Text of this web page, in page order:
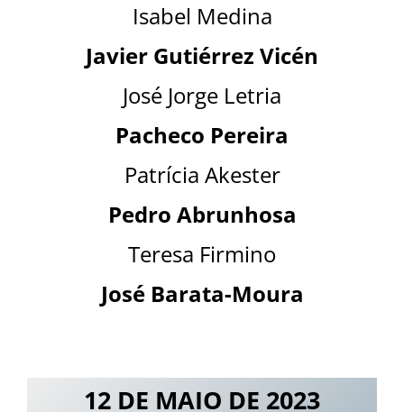
Isabel Medina
Javier Gutiérrez Vicén
José Jorge Letria
Pacheco Pereira
Patrícia Akester
Pedro Abrunhosa
Teresa Firmino
José Barata-Moura
12 DE MAIO DE 2023